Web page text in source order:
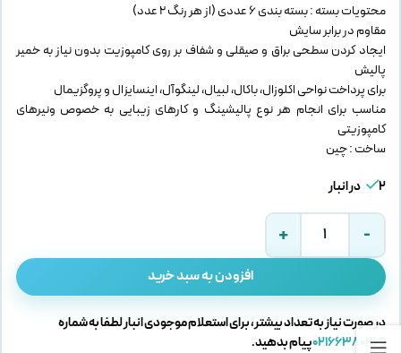
محتویات بسته : بسته بندی 6 عددی (از هر رنگ 2 عدد)
مقاوم در برابر سایش
ایجاد کردن سطحی براق و صیقلی و شفاف بر روی کامپوزیت بدون نیاز به خمیر
پالیش
برای پرداخت نواحی اکلوزال، باکال، لبیال، لینگوآل، اینسایزال و پروگزیمال
مناسب برای انجام هر نوع پالیشینگ و کارهای زیبایی به خصوص ونیرهای
کامپوزیتی
ساخت : چین
2 در انبار
افزودن به سبد خرید
در صورت نیاز به تعداد بیشتر، برای استعلام موجودی انبار لطفا به شماره
02166380269پیام بدهید.